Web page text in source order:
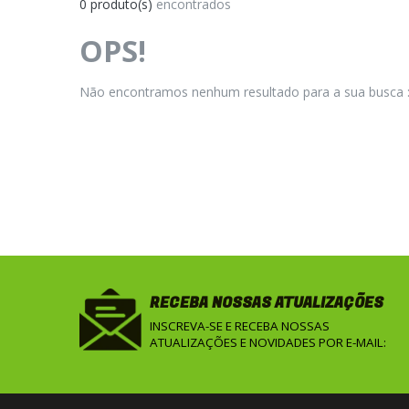
0 produto(s) encontrados
OPS!
Não encontramos nenhum resultado para a sua busca
RECEBA NOSSAS ATUALIZAÇÕES
INSCREVA-SE E RECEBA NOSSAS
ATUALIZAÇÕES E NOVIDADES POR E-MAIL: